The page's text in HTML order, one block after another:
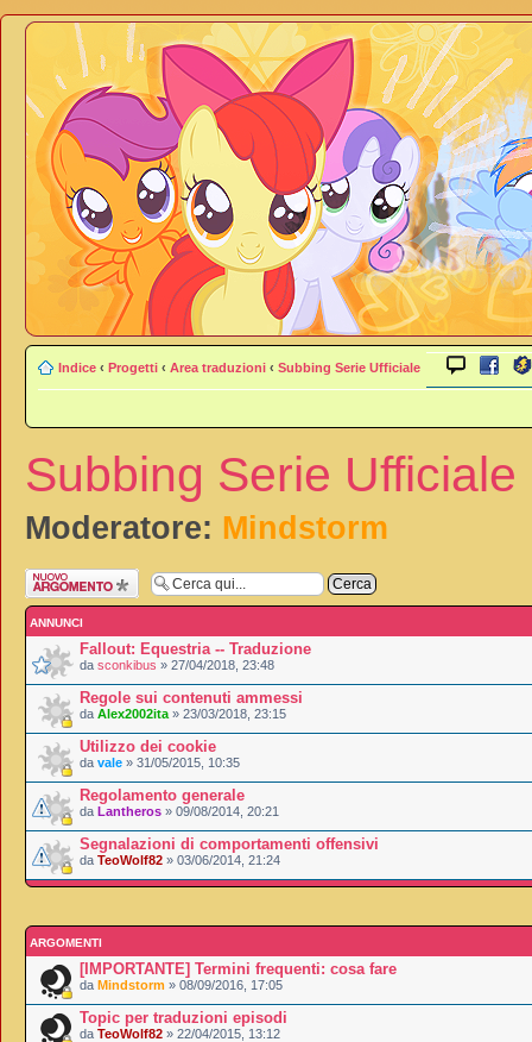
Indice ‹ Progetti ‹ Area traduzioni ‹ Subbing Serie Ufficiale
Subbing Serie Ufficiale
Moderatore: Mindstorm
Scrivi un nuovo
argomento
ANNUNCI
Fallout: Equestria -- Traduzione
da sconkibus » 27/04/2018, 23:48
Regole sui contenuti ammessi
da Alex2002ita » 23/03/2018, 23:15
Utilizzo dei cookie
da vale » 31/05/2015, 10:35
Regolamento generale
da Lantheros » 09/08/2014, 20:21
Segnalazioni di comportamenti offensivi
da TeoWolf82 » 03/06/2014, 21:24
ARGOMENTI
[IMPORTANTE] Termini frequenti: cosa fare
da Mindstorm » 08/09/2016, 17:05
Topic per traduzioni episodi
da TeoWolf82 » 22/04/2015, 13:12